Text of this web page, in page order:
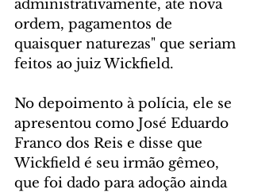
administrativamente, até nova
ordem, pagamentos de
quaisquer naturezas" que seriam
feitos ao juiz Wickfield.
No depoimento à polícia, ele se
apresentou como José Eduardo
Franco dos Reis e disse que
Wickfield é seu irmão gêmeo,
que foi dado para adoção ainda